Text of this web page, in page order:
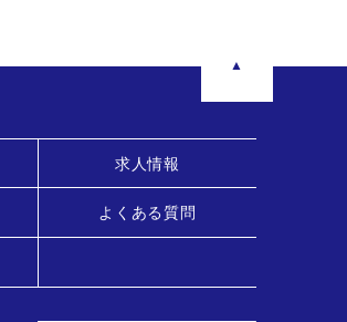
求人情報
よくある質問
▲